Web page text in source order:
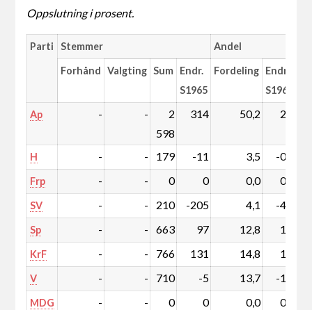
Oppslutning i prosent.
Parti Stemmer Andel
Forhånd Valgting Sum Endr.
S1965
Fordeling Endr.
S1965
Ap - -
2
598
314 50,2 2,7
H - - 179 -11 3,5 -0,5
Frp - - 0 0 0,0 0,0
SV - - 210 -205 4,1 -4,6
Sp - - 663 97 12,8 1,0
KrF - - 766 131 14,8 1,6
V - - 710 -5 13,7 -1,2
MDG - - 0 0 0,0 0,0